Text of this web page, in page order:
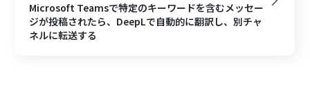
Microsoft Teamsで特定のキーワードを含むメッセー
ジが投稿されたら、DeepLで自動的に翻訳し、別チャ
ネルに転送する